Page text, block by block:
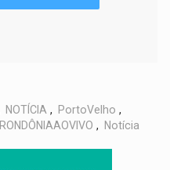
NOTÍCIA , PortoVelho ,
RONDÔNIAAOVIVO , Notícia